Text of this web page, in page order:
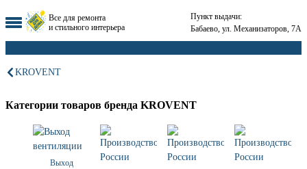
Все для ремонта
и стильного интерьера
Пункт выдачи:
Бабаево, ул. Механизаторов, 7А
KROVENT
Категории товаров бренда KROVENT
Выход